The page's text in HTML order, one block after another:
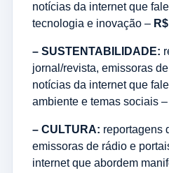
notícias da internet que
tecnologia e inovação –
– SUSTENTABILIDADE:
jornal/revista, emissoras
notícias da internet que
ambiente e temas sociais –
– CULTURA: reportagens
emissoras de rádio e
internet que abordem